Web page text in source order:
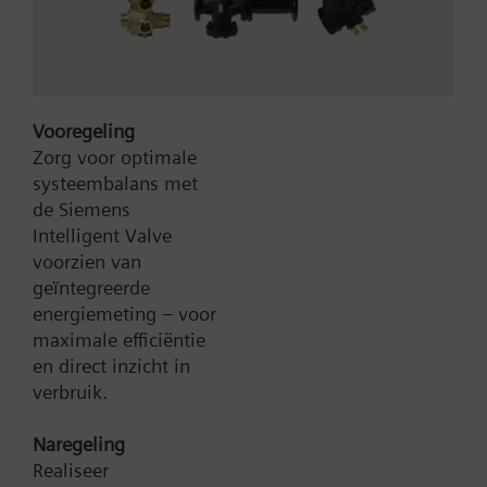
dpmax = 50 kPa, without
Type:
Artikel-Nr.:
Zoek een vervanger
Documenten
Vooregeling
Zorg voor optimale
systeembalans met
de Siemens
Intelligent Valve
voorzien van
geïntegreerde
energiemeting – voor
maximale efficiëntie
en direct inzicht in
verbruik.
Naregeling
Realiseer